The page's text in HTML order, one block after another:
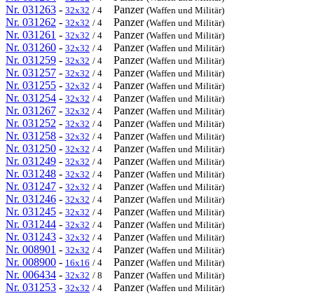
Nr. 031263 - 32x32 / 4 Panzer (Waffen und Militär)
Nr. 031262 - 32x32 / 4 Panzer (Waffen und Militär)
Nr. 031261 - 32x32 / 4 Panzer (Waffen und Militär)
Nr. 031260 - 32x32 / 4 Panzer (Waffen und Militär)
Nr. 031259 - 32x32 / 4 Panzer (Waffen und Militär)
Nr. 031257 - 32x32 / 4 Panzer (Waffen und Militär)
Nr. 031255 - 32x32 / 4 Panzer (Waffen und Militär)
Nr. 031254 - 32x32 / 4 Panzer (Waffen und Militär)
Nr. 031267 - 32x32 / 4 Panzer (Waffen und Militär)
Nr. 031252 - 32x32 / 4 Panzer (Waffen und Militär)
Nr. 031258 - 32x32 / 4 Panzer (Waffen und Militär)
Nr. 031250 - 32x32 / 4 Panzer (Waffen und Militär)
Nr. 031249 - 32x32 / 4 Panzer (Waffen und Militär)
Nr. 031248 - 32x32 / 4 Panzer (Waffen und Militär)
Nr. 031247 - 32x32 / 4 Panzer (Waffen und Militär)
Nr. 031246 - 32x32 / 4 Panzer (Waffen und Militär)
Nr. 031245 - 32x32 / 4 Panzer (Waffen und Militär)
Nr. 031244 - 32x32 / 4 Panzer (Waffen und Militär)
Nr. 031243 - 32x32 / 4 Panzer (Waffen und Militär)
Nr. 008901 - 32x32 / 4 Panzer (Waffen und Militär)
Nr. 008900 - 16x16 / 4 Panzer (Waffen und Militär)
Nr. 006434 - 32x32 / 8 Panzer (Waffen und Militär)
Nr. 031253 - 32x32 / 4 Panzer (Waffen und Militär)